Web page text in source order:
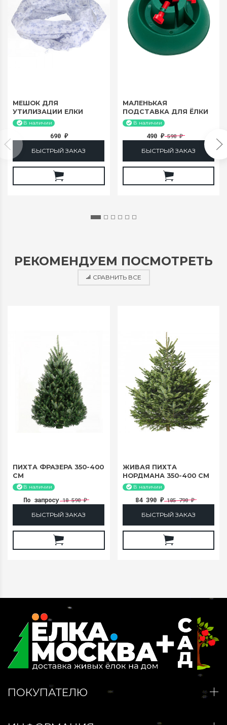
МЕШОК ДЛЯ
УТИЛИЗАЦИИ ЕЛКИ
210СМВ наличии
690 ₽
БЫСТРЫЙ ЗАКАЗ
МАЛЕНЬКАЯ
ПОДСТАВКА ДЛЯ ЁЛКИ
ДО 180 СМ
В наличии
490₽ 590₽
БЫСТРЫЙ ЗАКАЗ
РЕКОМЕНДУЕМ ПОСМОТРЕТЬ
СРАВНИТЬ ВСЕ
ПИХТА ФРАЗЕРА 350-400
СМ
В наличии
По запросу10 590₽
БЫСТРЫЙ ЗАКАЗ
ЖИВАЯ ПИХТА
НОРДМАНА 350-400 СМ
В наличии
84 390 ₽ 105 790₽
БЫСТРЫЙ ЗАКАЗ
ПОКУПАТЕЛЮ